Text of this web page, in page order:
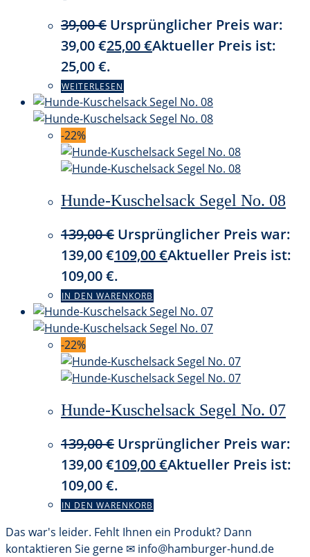
39,00€ Ursprünglicher Preis war:
39,00 €25,00€Aktueller Preis ist:
25,00 €.
WEITERLESEN
-22%
Hunde-Kuschelsack Segel No. 08
139,00€ Ursprünglicher Preis war:
139,00 €109,00€Aktueller Preis ist:
109,00 €.
IN DEN WARENKORB
-22%
Hunde-Kuschelsack Segel No. 07
139,00€ Ursprünglicher Preis war:
139,00 €109,00€Aktueller Preis ist:
109,00 €.
IN DEN WARENKORB
Das war's leider. Fehlt Ihnen ein Produkt? Dann
kontaktieren Sie gerne ✉ info@hamburger-hund.de